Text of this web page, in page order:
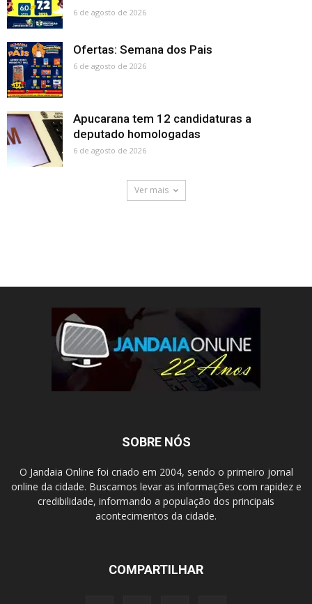
6 de agosto de 2026
Ofertas: Semana dos Pais
6 de agosto de 2026
Apucarana tem 12 candidaturas a
deputado homologadas
6 de agosto de 2026
Ver mais
SOBRE NÓS
O Jandaia Online foi criado em 2004, sendo o primeiro jornal
online da cidade. Buscamos levar as informações com rapidez e
credibilidade, informando a população dos principais
acontecimentos da cidade.
COMPARTILHAR